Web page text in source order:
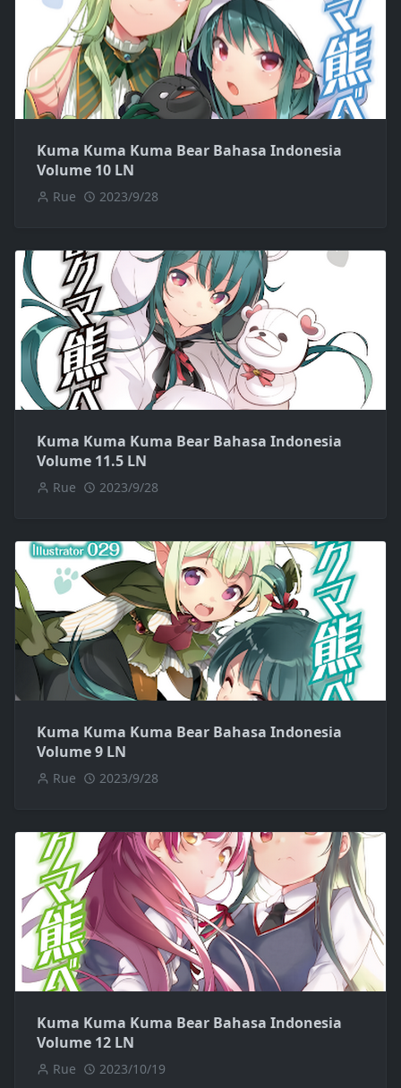
Kuma Kuma Kuma Bear Bahasa Indonesia
Volume 10 LN
Rue 2023/9/28
Kuma Kuma Kuma Bear Bahasa Indonesia
Volume 11.5 LN
Rue 2023/9/28
Kuma Kuma Kuma Bear Bahasa Indonesia
Volume 9 LN
Rue 2023/9/28
Kuma Kuma Kuma Bear Bahasa Indonesia
Volume 12 LN
Rue 2023/10/19